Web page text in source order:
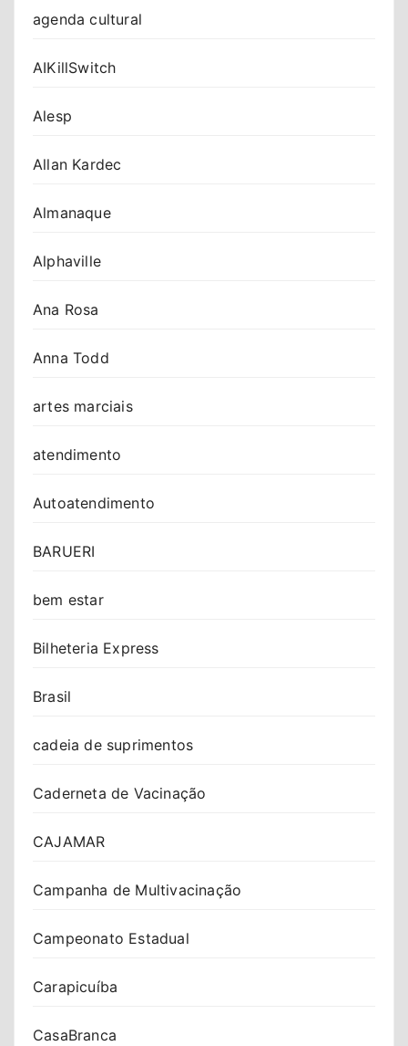
agenda cultural
AIKillSwitch
Alesp
Allan Kardec
Almanaque
Alphaville
Ana Rosa
Anna Todd
artes marciais
atendimento
Autoatendimento
BARUERI
bem estar
Bilheteria Express
Brasil
cadeia de suprimentos
Caderneta de Vacinação
CAJAMAR
Campanha de Multivacinação
Campeonato Estadual
Carapicuíba
CasaBranca